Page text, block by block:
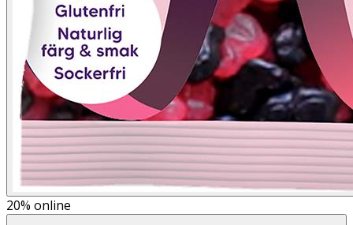
20% online